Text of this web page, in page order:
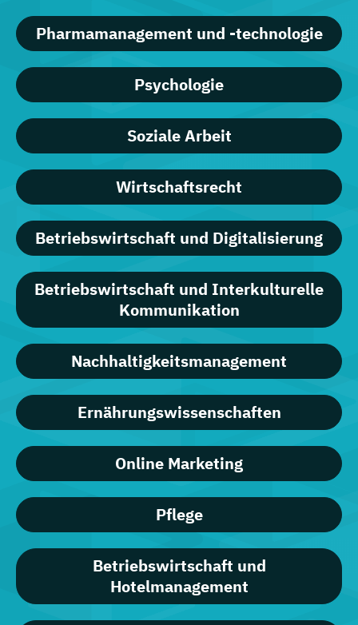
Pharmamanagement und -technologie
Psychologie
Soziale Arbeit
Wirtschaftsrecht
Betriebswirtschaft und Digitalisierung
Betriebswirtschaft und Interkulturelle
Kommunikation
Nachhaltigkeitsmanagement
Ernährungswissenschaften
Online Marketing
Pflege
Betriebswirtschaft und
Hotelmanagement